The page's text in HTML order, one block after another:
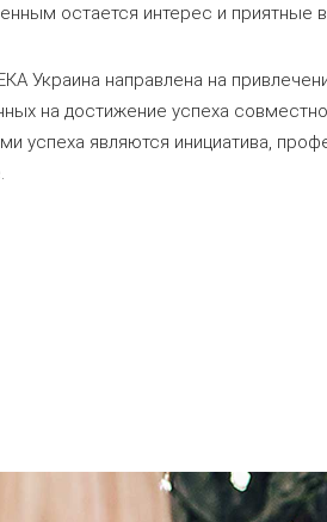
остается интерес и приятные
Украина направлена на
на достижение успеха
успеха являются инициатива,